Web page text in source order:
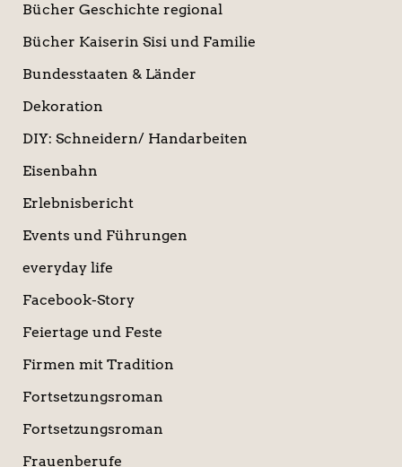
Bücher Geschichte regional
Bücher Kaiserin Sisi und Familie
Bundesstaaten & Länder
Dekoration
DIY: Schneidern/ Handarbeiten
Eisenbahn
Erlebnisbericht
Events und Führungen
everyday life
Facebook-Story
Feiertage und Feste
Firmen mit Tradition
Fortsetzungsroman
Fortsetzungsroman
Frauenberufe